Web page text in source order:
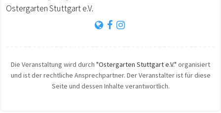
Ostergarten Stuttgart e.V.
Die Veranstaltung wird durch "Ostergarten Stuttgart e.V." organisiert
und ist der rechtliche Ansprechpartner. Der Veranstalter ist für diese
Seite und dessen Inhalte verantwortlich.